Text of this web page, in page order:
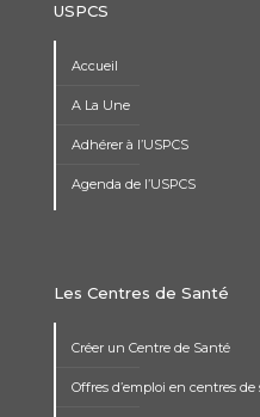
USPCS
Accueil
A La Une
Adhérer à l’USPCS
Agenda de l’USPCS
Les Centres de Santé
Créer un Centre de Santé
Offres d’emploi en centres de